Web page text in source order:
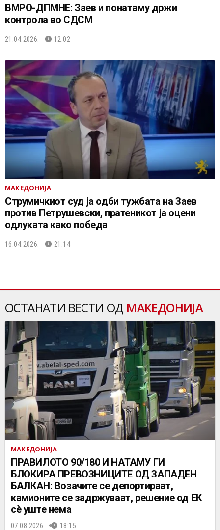
ВМРО-ДПМНЕ: Заев и понатаму држи
контрола во СДСМ
21.04.2026. 12:02
МАКЕДОНИЈА
Струмичкиот суд ја одби тужбата на Заев
против Петрушевски, пратеникот ја оцени
одлуката како победа
16.04.2026. 21:14
ОСТАНАТИ ВЕСТИ ОД МАКЕДОНИЈА
МАКЕДОНИЈА
ПРАВИЛОТО 90/180 И НАТАМУ ГИ
БЛОКИРА ПРЕВОЗНИЦИТЕ ОД ЗАПАДЕН
БАЛКАН: Возачите се депортираат,
камионите се задржуваат, решение од ЕК
сè уште нема
07.08.2026. 18:15